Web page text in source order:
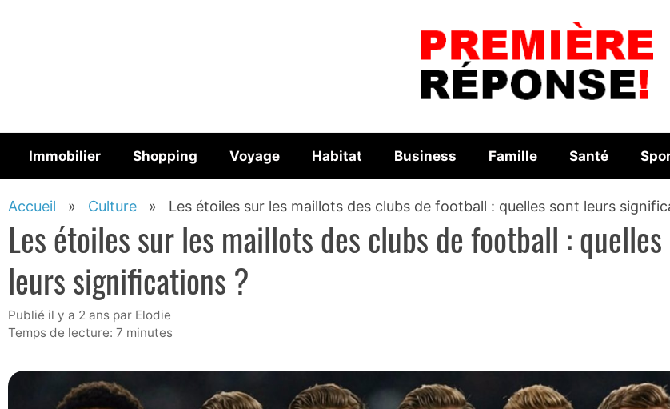
Immobilier Shopping Voyage Habitat Business Famille Santé
Accueil » Culture » Les étoiles sur les maillots des clubs de football : quelles sont leurs
Les étoiles sur les maillots des clubs de football :
leurs significations ?
publié il y a 2 ans par Elodie
Temps de lecture: 7 minutes